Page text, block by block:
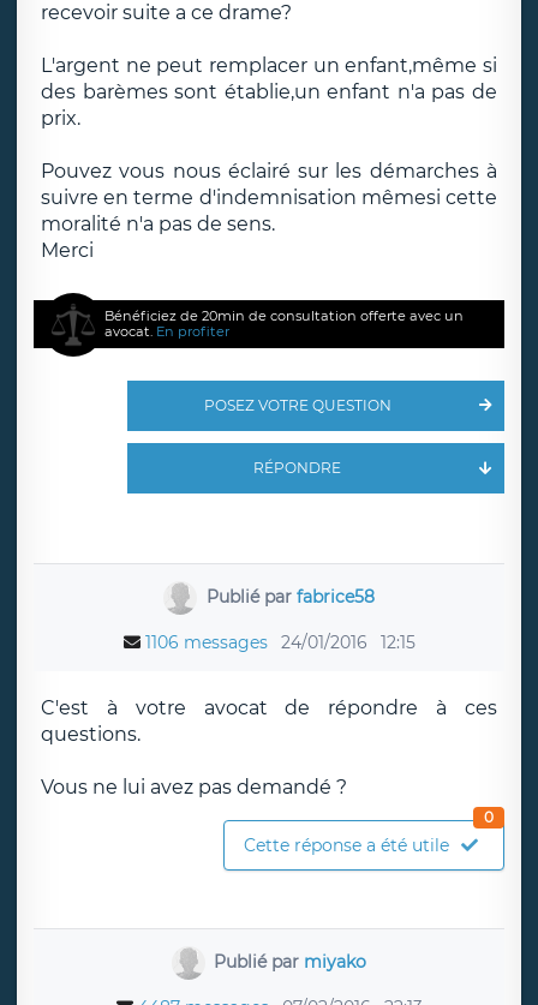
recevoir suite a ce drame?
L'argent ne peut remplacer un enfant,même si
des barèmes sont établie,un enfant n'a pas de
prix.
Pouvez vous nous éclairé sur les démarches à
suivre en terme d'indemnisation mêmesi cette
moralité n'a pas de sens.
Merci
Bénéficiez de 20min de consultation offerte avec un
avocat. En profiter
POSEZ VOTRE QUESTION
RÉPONDRE
Publié par fabrice58
1106 messages 24/01/2016 12:15
C'est à votre avocat de répondre à ces
questions.
Vous ne lui avez pas demandé ?
Cette réponse a été utile
0
Publié par miyako